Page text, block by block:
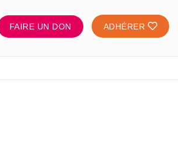
FAIRE UN DON ADHÉRER